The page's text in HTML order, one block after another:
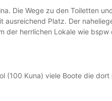
Die Wege zu den Toiletten
ausreichend Platz. Der
der herrlichen Lokale wie bspw
(100 Kuna) viele Boote die